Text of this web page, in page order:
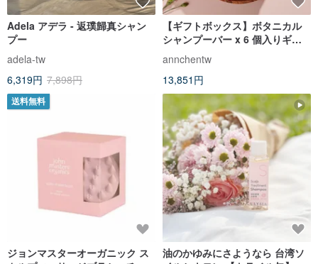
Adela アデラ - 返璞歸真シャン
プー
adela-tw
6,319円 7,898円
【ギフトボックス】ボタニカル
シャンプーバー x 6 個入りギフ
トセット（固形シャンプー）
annchentw
13,851円
送料無料
ジョンマスターオーガニック ス
油のかゆみにさようなら 台湾ソ